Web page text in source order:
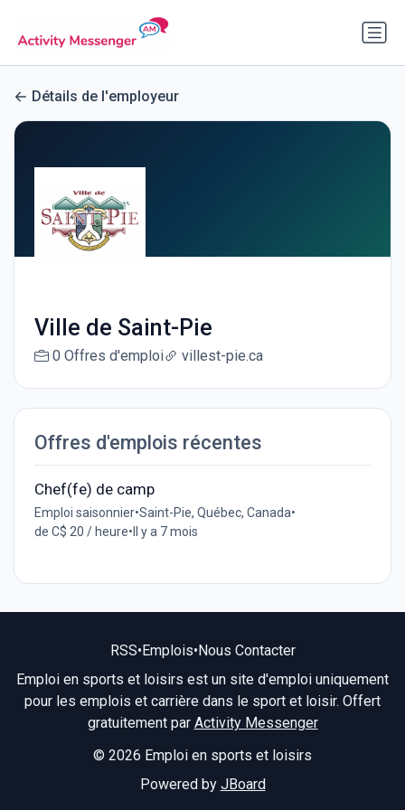
Détails de l'employeur
Ville de Saint-Pie
0 Offres d'emploi villest-pie.ca
Offres d'emplois récentes
Chef(fe) de camp
Emploi saisonnier•Saint-Pie, Québec, Canada•
de C$ 20 / heure• Il y a 7 mois
RSS•Emplois•Nous Contacter
Emploi en sports et loisirs est un site d'emploi uniquement
pour les emplois et carrière dans le sport et loisir. Offert
gratuitement par Activity Messenger
© 2026 Emploi en sports et loisirs
Powered by JBoard